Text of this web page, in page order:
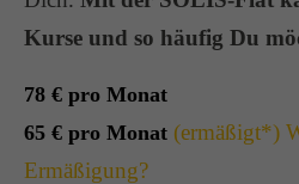
Kurse und so häufig Du
78 € pro Monat
65 € pro Monat (ermäßigt*)
Ermäßigung?